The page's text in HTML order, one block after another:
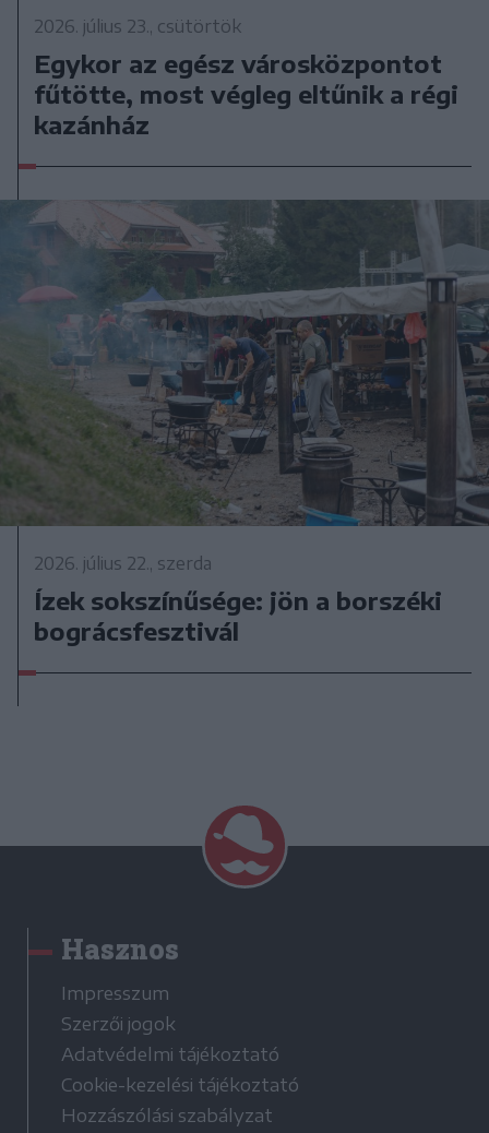
2026. július 23., csütörtök
Egykor az egész városközpontot
fűtötte, most végleg eltűnik a régi
kazánház
2026. július 22., szerda
Ízek sokszínűsége: jön a borszéki
bográcsfesztivál
Hasznos
Impresszum
Szerzői jogok
Adatvédelmi tájékoztató
Cookie-kezelési tájékoztató
Hozzászólási szabályzat